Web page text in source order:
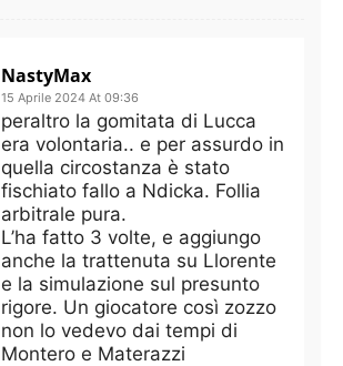
NastyMax
15 Aprile 2024 At 09:36
peraltro la gomitata di Lucca
era volontaria.. e per assurdo in
quella circostanza è stato
fischiato fallo a Ndicka. Follia
arbitrale pura.
L’ha fatto 3 volte, e aggiungo
anche la trattenuta su Llorente
e la simulazione sul presunto
rigore. Un giocatore così zozzo
non lo vedevo dai tempi di
Montero e Materazzi